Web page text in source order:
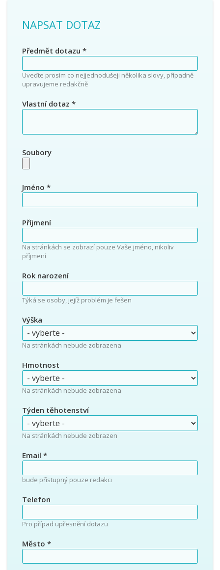
NAPSAT DOTAZ
Předmět dotazu *
Uveďte prosím co nejjednodušeji několika slovy, případně
upravujeme redakčně
Vlastní dotaz *
Soubory
Jméno *
Příjmení
Na stránkách se zobrazí pouze Vaše jméno, nikoliv
příjmení
Rok narození
Týká se osoby, jejíž problém je řešen
Výška
Na stránkách nebude zobrazena
Hmotnost
Na stránkách nebude zobrazena
Týden těhotenství
Na stránkách nebude zobrazen
Email *
bude přístupný pouze redakci
Telefon
Pro případ upřesnění dotazu
Město *